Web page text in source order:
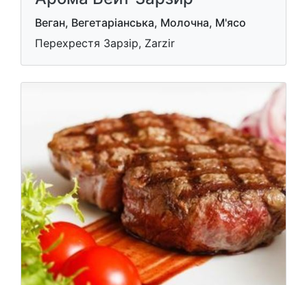
Веган, Вегетаріанська, Молочна, М'ясо
Перехрестя Зарзір, Zarzir